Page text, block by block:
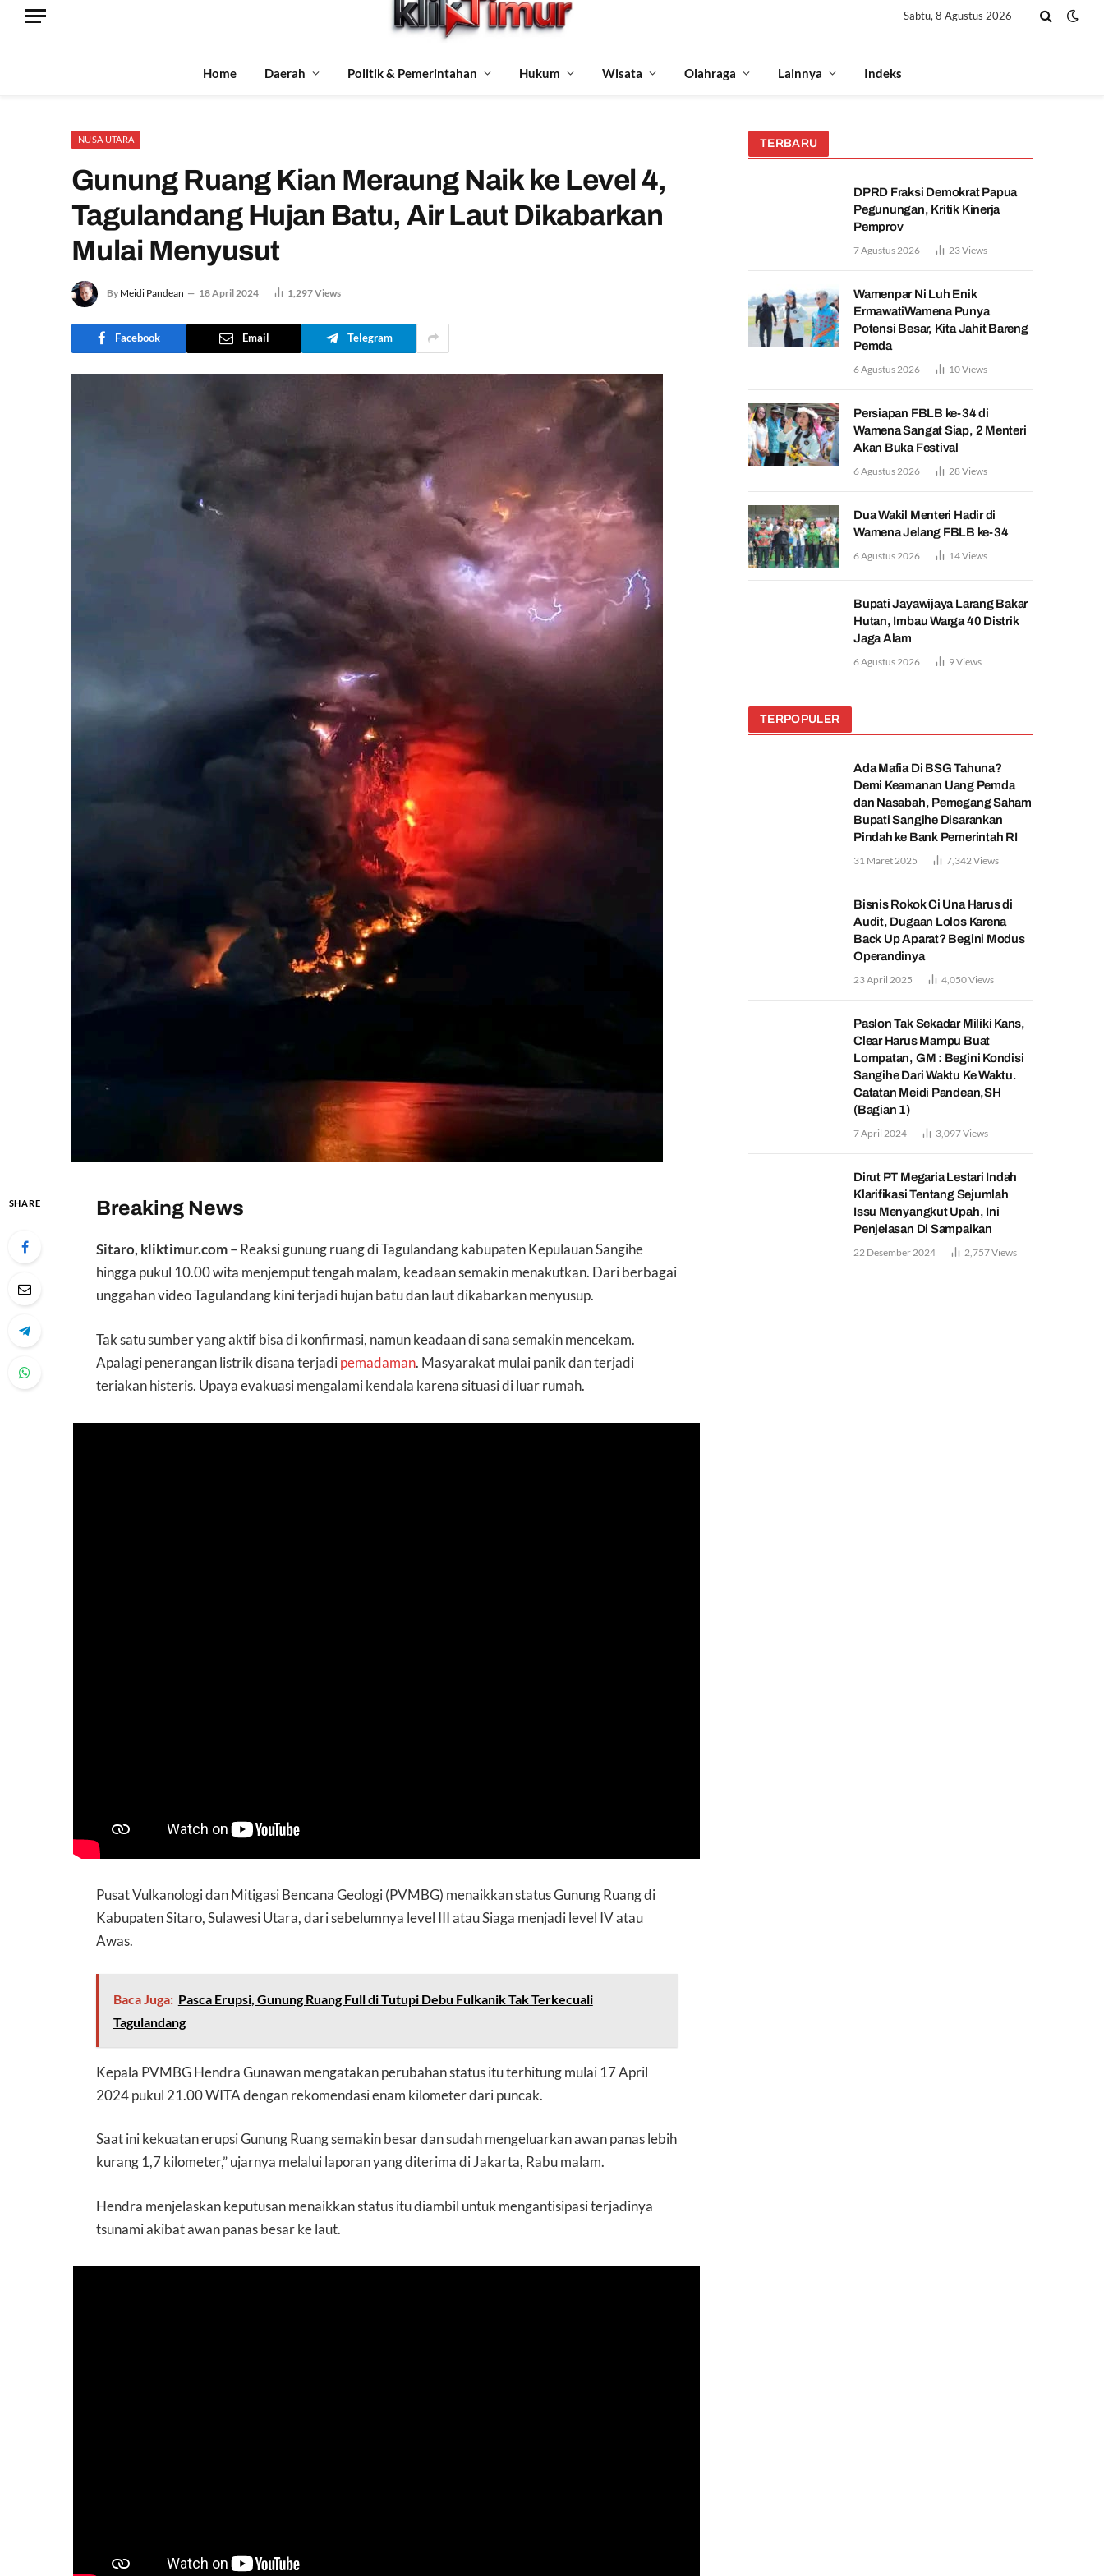
Sabtu, 8 Agustus 2026
Home Daerah Politik & Pemerintahan Hukum Wisata Olahraga Lainnya Indeks
NUSA UTARA
Gunung Ruang Kian Meraung Naik ke Level 4,
Tagulandang Hujan Batu, Air Laut Dikabarkan
Mulai Menyusut
By Meidi Pandean 18 April 2024 1,297Views
Facebook Email Telegram
SHARE Breaking News
Sitaro, kliktimur.com – Reaksi gunung ruang di Tagulandang kabupaten Kepulauan Sangihe
hingga pukul 10.00 wita menjemput tengah malam, keadaan semakin menakutkan. Dari berbagai
unggahan video Tagulandang kini terjadi hujan batu dan laut dikabarkan menyusup.
Tak satu sumber yang aktif bisa di konfirmasi, namun keadaan di sana semakin mencekam.
Apalagi penerangan listrik disana terjadi pemadaman. Masyarakat mulai panik dan terjadi
teriakan histeris. Upaya evakuasi mengalami kendala karena situasi di luar rumah.
Pusat Vulkanologi dan Mitigasi Bencana Geologi (PVMBG) menaikkan status Gunung Ruang di
Kabupaten Sitaro, Sulawesi Utara, dari sebelumnya level III atau Siaga menjadi level IV atau
Awas.
Baca Juga: Pasca Erupsi, Gunung Ruang Full di Tutupi Debu Fulkanik Tak Terkecuali
Tagulandang
Kepala PVMBG Hendra Gunawan mengatakan perubahan status itu terhitung mulai 17 April
2024 pukul 21.00 WITA dengan rekomendasi enam kilometer dari puncak.
Saat ini kekuatan erupsi Gunung Ruang semakin besar dan sudah mengeluarkan awan panas lebih
kurang 1,7 kilometer,” ujarnya melalui laporan yang diterima di Jakarta, Rabu malam.
Hendra menjelaskan keputusan menaikkan status itu diambil untuk mengantisipasi terjadinya
tsunami akibat awan panas besar ke laut.
TERBARU
DPRD Fraksi Demokrat Papua
Pegunungan, Kritik Kinerja
Pemprov
7 Agustus 2026 23Views
Wamenpar Ni Luh Enik
ErmawatiWamena Punya
Potensi Besar, Kita Jahit Bareng
Pemda
6 Agustus 2026 10Views
Persiapan FBLB ke-34 di
Wamena Sangat Siap, 2 Menteri
Akan Buka Festival
6 Agustus 2026 28Views
Dua Wakil Menteri Hadir di
Wamena Jelang FBLB ke-34
6 Agustus 2026 14Views
Bupati Jayawijaya Larang Bakar
Hutan, Imbau Warga 40 Distrik
Jaga Alam
6 Agustus 2026 9Views
TERPOPULER
Ada Mafia Di BSG Tahuna?
Demi Keamanan Uang Pemda
dan Nasabah, Pemegang Saham
Bupati Sangihe Disarankan
Pindah ke Bank Pemerintah RI
31 Maret 2025 7,342 Views
Bisnis Rokok Ci Una Harus di
Audit, Dugaan Lolos Karena
Back Up Aparat? Begini Modus
Operandinya
23 April 2025 4,050Views
Paslon Tak Sekadar Miliki Kans,
Clear Harus Mampu Buat
Lompatan, GM : Begini Kondisi
Sangihe Dari Waktu Ke Waktu.
Catatan Meidi Pandean,SH
(Bagian 1)
7 April 2024 3,097Views
Dirut PT Megaria Lestari Indah
Klarifikasi Tentang Sejumlah
Issu Menyangkut Upah, Ini
Penjelasan Di Sampaikan
22 Desember 2024 2,757Views